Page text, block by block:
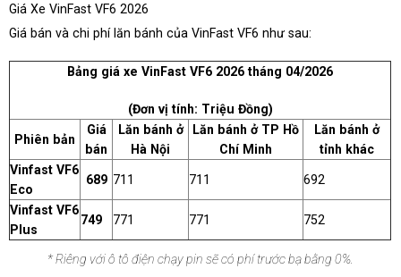
Giá Xe VinFast VF6 2026
Giá bán và chi phí lăn bánh của VinFast VF6 như sau:
Bảng giá xe VinFast VF6 2026 tháng 04/2026
(Đơn vị tính: Triệu Đồng)
Phiên bản
Giá
bán
Lăn bánh ở
Hà Nội
Lăn bánh ở TP Hồ
Chí Minh
Lăn bánh ở
tỉnh khác
Vinfast VF6
Eco
689 711 711 692
Vinfast VF6
Plus
749 771 771 752
* Riêng với ô tô điện chạy pin sẽ có phí trước bạ bằng 0%.